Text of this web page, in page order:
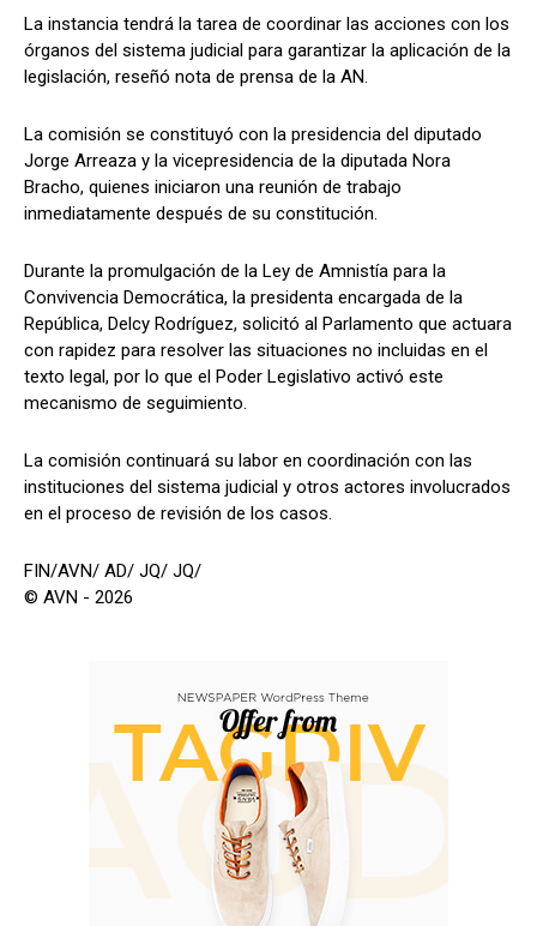
La instancia tendrá la tarea de coordinar las acciones con los
órganos del sistema judicial para garantizar la aplicación de la
legislación, reseñó nota de prensa de la AN.
La comisión se constituyó con la presidencia del diputado
Jorge Arreaza y la vicepresidencia de la diputada Nora
Bracho, quienes iniciaron una reunión de trabajo
inmediatamente después de su constitución.
Durante la promulgación de la Ley de Amnistía para la
Convivencia Democrática, la presidenta encargada de la
República, Delcy Rodríguez, solicitó al Parlamento que actuara
con rapidez para resolver las situaciones no incluidas en el
texto legal, por lo que el Poder Legislativo activó este
mecanismo de seguimiento.
La comisión continuará su labor en coordinación con las
instituciones del sistema judicial y otros actores involucrados
en el proceso de revisión de los casos.
FIN/AVN/ AD/ JQ/ JQ/
© AVN - 2026